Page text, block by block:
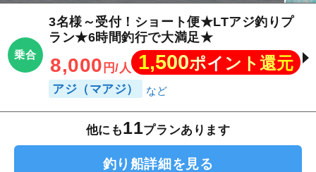
乗合
3名様～受付！ショート便★LTアジ釣りプ
ラン★6時間釣行で大満足★
8,000 円/人 1,500ポイント還元
アジ（マアジ）
他にも11プランあります
釣り船詳細を見る